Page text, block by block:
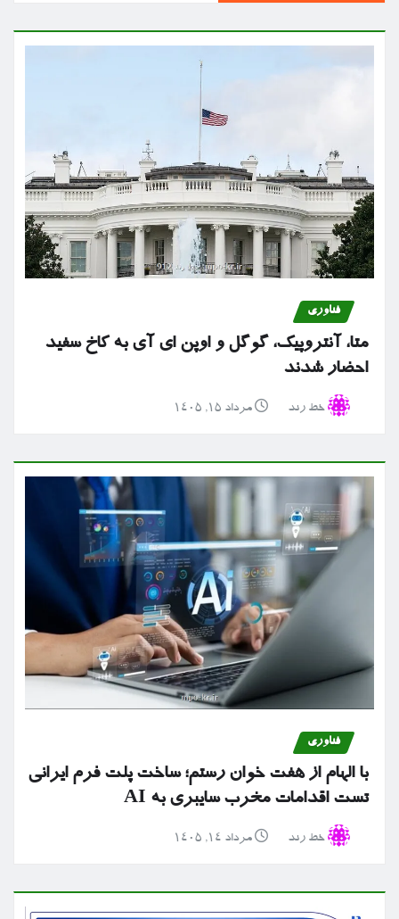
فناوری
متا، آنتروپیک، گوگل و اوپن ای آی به کاخ سفید
احضار شدند
خط رند مرداد ۱۵, ۱۴۰۵
فناوری
با الهام از هفت خوان رستم؛ ساخت پلت فرم ایرانی
تست اقدامات مخرب سایبری به AI
خط رند مرداد ۱۴, ۱۴۰۵